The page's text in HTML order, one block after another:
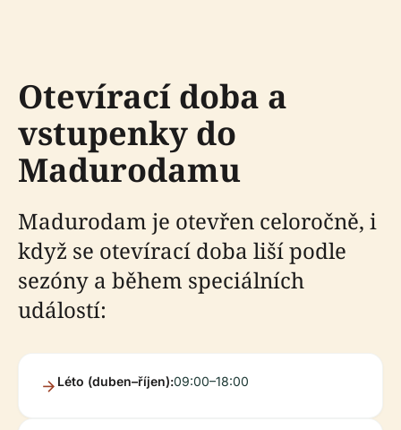
Otevírací doba a
vstupenky do
Madurodamu
Madurodam je otevřen celoročně, i
když se otevírací doba liší podle
sezóny a během speciálních
událostí:
Léto (duben–říjen):09:00–18:00